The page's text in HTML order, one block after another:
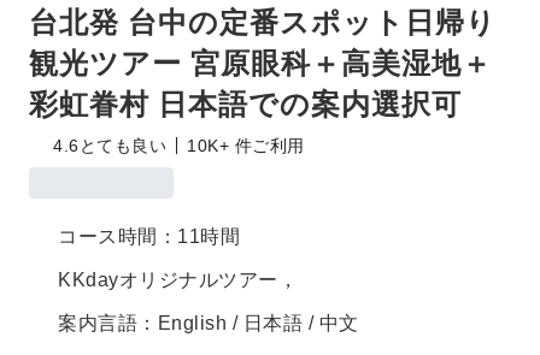
台北発 台中の定番スポット日帰り
観光ツアー 宮原眼科＋高美湿地＋
彩虹眷村 日本語での案内選択可
4.6 とても良い 10K+ 件ご利用
コース時間：11時間
KKdayオリジナルツアー，
案内言語：English / 日本語 / 中文